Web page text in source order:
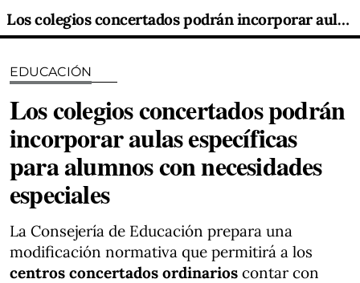
Los colegios concertados podrán incorporar aulas específicas para alumnos con necesidades especiales
EDUCACIÓN
Los colegios concertados podrán
incorporar aulas específicas
para alumnos con necesidades
especiales
La Consejería de Educación prepara una
modificación normativa que permitirá a los
centros concertados ordinarios contar con